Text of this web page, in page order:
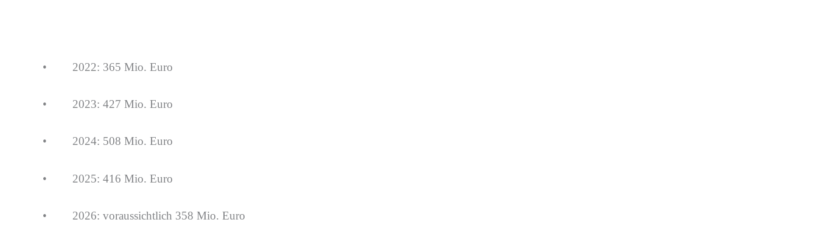
• 2022: 365 Mio.Euro
• 2023: 427 Mio.Euro
• 2024: 508 Mio.Euro
• 2025: 416 Mio.Euro
• 2026: voraussichtlich 358 Mio.Euro